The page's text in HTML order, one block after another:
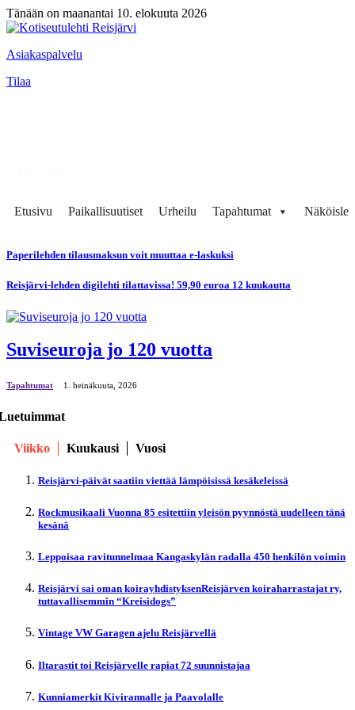
Tänään on maanantai 10. elokuuta 2026
Asiakaspalvelu
Tilaa
Etusivu Paikallisuutiset Urheilu Tapahtumat
Paperilehden tilausmaksun voit muuttaa e-laskuksi
Reisjärvi-lehden digilehti tilattavissa! 59,90 euroa 12 kuukautta
Suviseuroja jo 120 vuotta
Tapahtumat 1. heinäkuuta, 2026
Viikko Kuukausi Vuosi
Reisjärvi-päivät saatiin viettää lämpöisissä kesäkeleissä
Rockmusikaali Vuonna 85 esitettiin yleisön pyynnöstä uudelleen tänä
kesänä
Leppoisaa ravitunnelmaa Kangaskylän radalla 450 henkilön voimin
Reisjärvi sai oman koirayhdistyksenReisjärven koiraharrastajat ry,
tuttavallisemmin “Kreisidogs”
Vintage VW Garagen ajelu Reisjärvellä
Iltarastit toi Reisjärvelle rapiat 72 suunnistajaa
Kunniamerkit Kivirannalle ja Paavolalle